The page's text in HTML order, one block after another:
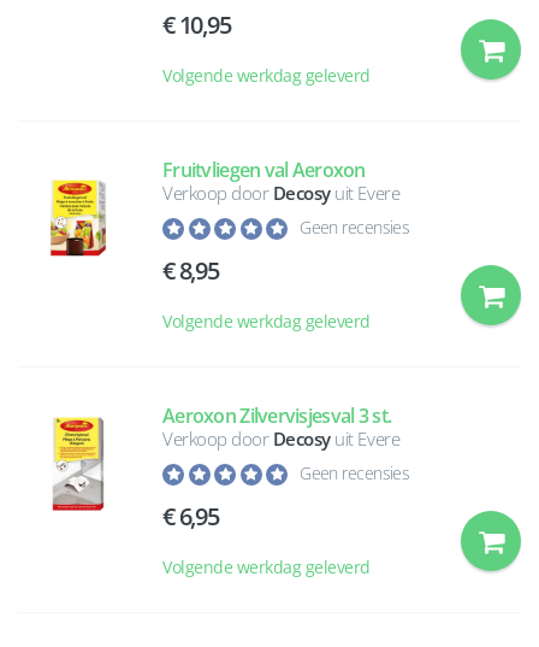
10,95
Volgende werkdag geleverd
Fruitvliegen val Aeroxon
Verkoop door Decosyuit Evere
Geen recensies
8,95
Volgende werkdag geleverd
Aeroxon Zilvervisjesval 3 st.
Verkoop door Decosyuit Evere
Geen recensies
6,95
Volgende werkdag geleverd